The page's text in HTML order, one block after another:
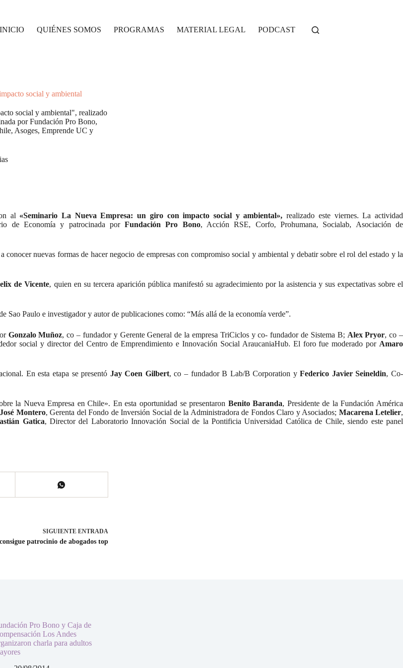
INICIO
QUIÉNES SOMOS PROGRAMAS MATERIAL LEGAL PODCAST
social y ambiental
social y ambiental", realizado
por Fundación Pro Bono,
Asoges, Emprende UC y
al «Seminario La Nueva Empresa: un giro con impacto social y ambiental», realizado este viernes. La actividad
de Economía y patrocinada porFundación Pro Bono, Acción RSE, Corfo, Prohumana, Socialab, Asociación de
nuevas formas de hacer negocio de empresas con compromiso social y ambiental y debatir sobre el rol del estado y la
de Vicente, quien en su tercera aparición pública manifestó su agradecimiento por la asistencia y sus expectativas sobre el
Sao Paulo e investigador y autor de publicaciones como: “Más allá de la economía verde”.
Gonzalo Muñoz, co – fundador y Gerente General de la empresa TriCiclos y co- fundador de Sistema B; Alex Pryor, co –
social y director del Centro de Emprendimiento e Innovación Social AraucaniaHub. El foro fue moderado por Amaro
En esta etapa se presentó Jay Coen Gilbert, co – fundador B Lab/B Corporation yFederico Javier Seineldin, Co-
la Nueva Empresa en Chile». En esta oportunidad se presentaron Benito Baranda, Presidente de la Fundación América
Montero, Gerenta del Fondo de Inversión Social de la Administradora de Fondos Claro y Asociados; Macarena Letelier,
Gatica, Director del Laboratorio Innovación Social de la Pontificia Universidad Católica de Chile, siendo este panel
SIGUIENTE ENTRADA
patrocinio de abogados top
Pro Bono y Caja de
Los Andes
charla para adultos